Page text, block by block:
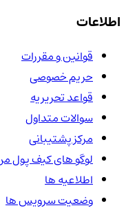
اطلاعات
قوانین و مقررات
حریم خصوصی
قواعد تحریریه
سوالات متداول
مرکز پشتیبانی
لوگو های کیف پول من
اطلاعیه ها
وضعیت سرویس ها